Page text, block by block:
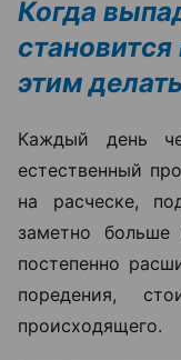
Когда
этим делать
Каждый день
естественный
на расческе,
заметно
постепенно
поредения,
происходящего.